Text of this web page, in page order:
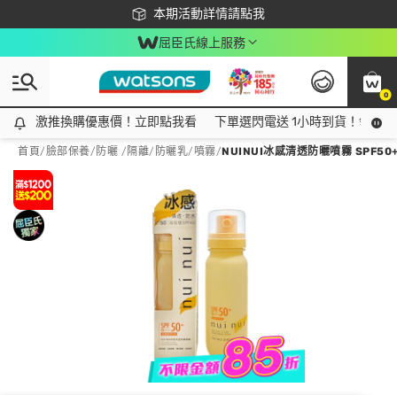
本期活動詳情請點我
下載app最高回饋$350
屈臣氏線上服務
0
激推換購優惠價！立即點我看
激推換購優惠價！立即點我看 下單選閃電送 1小時到貨！領神
首頁/臉部保養/ 防曬 /隔離/ 防曬乳/噴霧/NUINUI冰感清透防曬噴霧